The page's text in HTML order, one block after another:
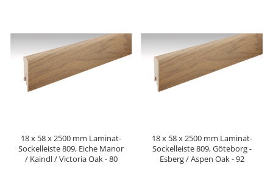
18 x 58 x 2500 mm Laminat-
Sockelleiste 809, Eiche Manor
/ Kaindl / Victoria Oak - 80
18 x 58 x 2500 mm Laminat-
Sockelleiste 809, Göteborg -
Esberg / Aspen Oak - 92